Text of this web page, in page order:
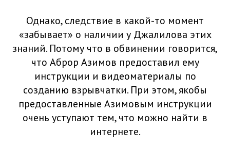
Однако, следствие в какой-то момент
«забывает» о наличии у Джалилова этих
знаний. Потому что в обвинении говорится,
что Аброр Азимов предоставил ему
инструкции и видеоматериалы по
созданию взрывчатки. При этом, якобы
предоставленные Азимовым инструкции
очень уступают тем, что можно найти в
интернете.